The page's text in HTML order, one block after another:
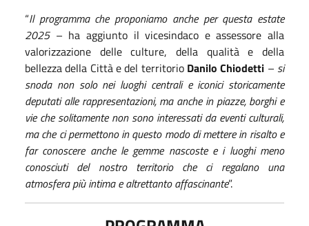
“Il programma che proponiamo anche per questa estate
2025 – ha aggiunto il vicesindaco e assessore alla
valorizzazione delle culture, della qualità e della
bellezza della Città e del territorio Danilo Chiodetti – si
snoda non solo nei luoghi centrali e iconici storicamente
deputati alle rappresentazioni, ma anche in piazze, borghi e
vie che solitamente non sono interessati da eventi culturali,
ma che ci permettono in questo modo di mettere in risalto e
far conoscere anche le gemme nascoste e i luoghi meno
conosciuti del nostro territorio che ci regalano una
atmosfera più intima e altrettanto affascinante”.